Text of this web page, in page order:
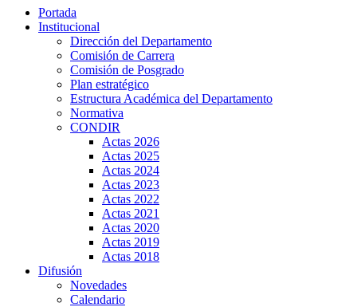
Portada
Institucional
Dirección del Departamento
Comisión de Carrera
Comisión de Posgrado
Plan estratégico
Estructura Académica del Departamento
Normativa
CONDIR
Actas 2026
Actas 2025
Actas 2024
Actas 2023
Actas 2022
Actas 2021
Actas 2020
Actas 2019
Actas 2018
Difusión
Novedades
Calendario